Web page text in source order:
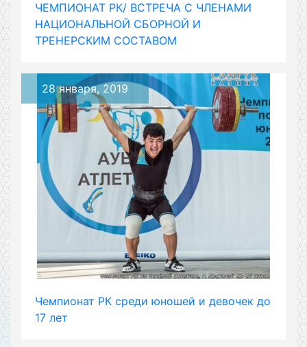
ЧЕМПИОНАТ РК/ ВСТРЕЧА С ЧЛЕНАМИ
НАЦИОНАЛЬНОЙ СБОРНОЙ И
ТРЕНЕРСКИМ СОСТАВОМ
Чемпионат РК среди юношей и девочек до
17 лет
28 января, 2019